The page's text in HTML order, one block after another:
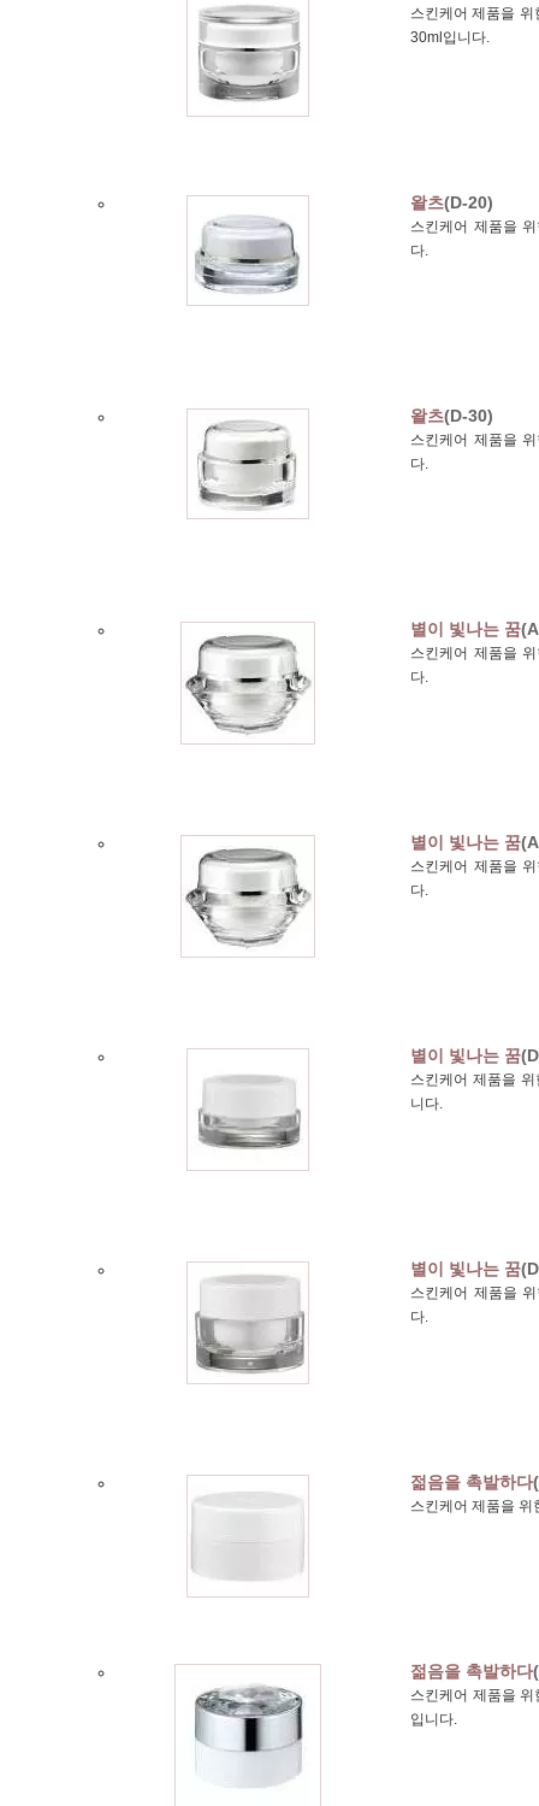
스킨케어 제품을
30ml입니다.
왈츠(D-20)
스킨케어 제품을
다.
왈츠(D-30)
스킨케어 제품을
다.
별이 빛나는 꿈
스킨케어 제품을
다.
별이 빛나는 꿈
스킨케어 제품을
다.
별이 빛나는 꿈
스킨케어 제품을
니다.
별이 빛나는 꿈
스킨케어 제품을
다.
젊음을 촉발하다
스킨케어 제품을 위
젊음을 촉발하다
스킨케어 제품을
입니다.